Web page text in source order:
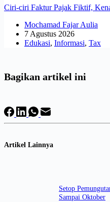
Ciri-ciri Faktur Pajak Fiktif,
Mochamad Fajar Aulia
7 Agustus 2026
Edukasi, Informasi, Tax
Bagikan artikel ini
Artikel Lainnya
Setop
Sampai Oktober